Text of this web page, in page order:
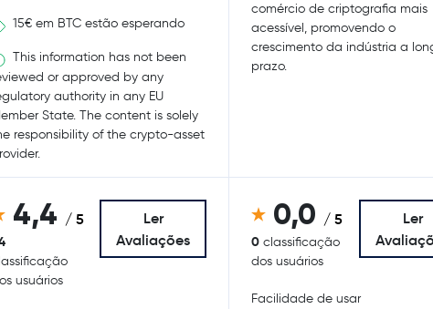
15€ em BTC estão esperando
This information has not been
or approved by any
authority in any EU
State. The content is solely
responsibility of the crypto-asset
4,4 / 5
usuários
Ler
Avaliações
comércio de criptografia mais
acessível, promovendo o
crescimento da indústria a
prazo.
0,0 / 5
0 classificação
dos usuários
Ler
Facilidade de usar